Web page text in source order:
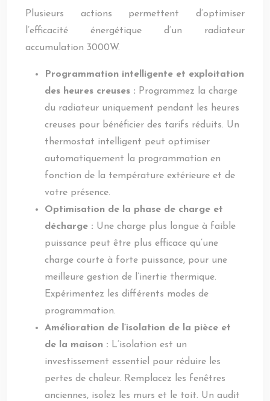
Plusieurs actions permettent d’optimiser
l’efficacité énergétique d’un radiateur
accumulation 3000W.
Programmation intelligente et exploitation
des heures creuses : Programmez la charge
du radiateur uniquement pendant les heures
creuses pour bénéficier des tarifs réduits. Un
thermostat intelligent peut optimiser
automatiquement la programmation en
fonction de la température extérieure et de
votre présence.
Optimisation de la phase de charge et
décharge : Une charge plus longue à faible
puissance peut être plus efficace qu’une
charge courte à forte puissance, pour une
meilleure gestion de l’inertie thermique.
Expérimentez les différents modes de
programmation.
Amélioration de l’isolation de la pièce et
de la maison : L’isolation est un
investissement essentiel pour réduire les
pertes de chaleur. Remplacez les fenêtres
anciennes, isolez les murs et le toit. Un audit